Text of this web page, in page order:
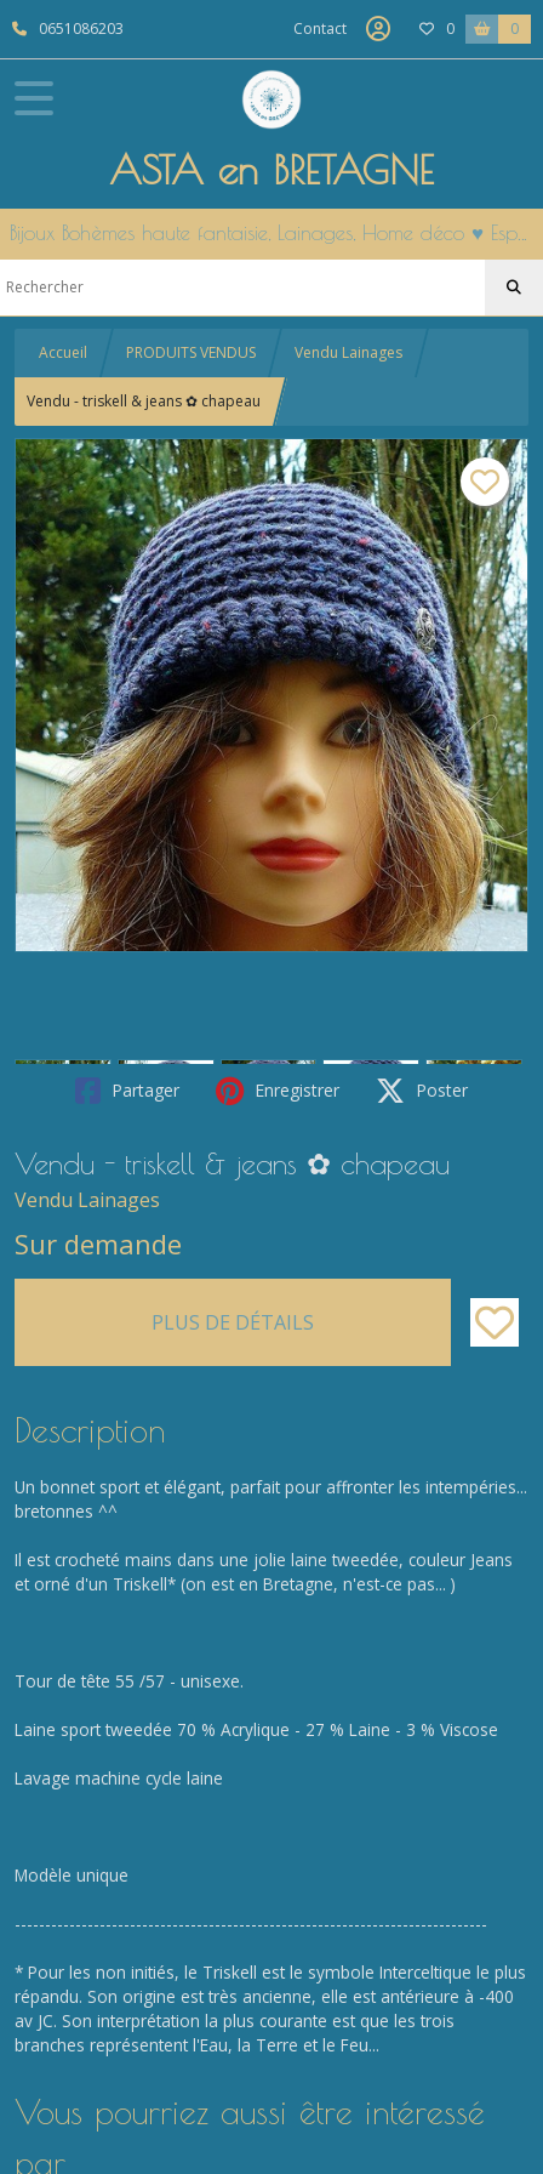
0651086203 Contact 0 0
ASTA en BRETAGNE
Bijoux Bohèmes haute fantaisie, Lainages, Home déco ♥ Esprit Nature & Cocooning Côté Ouest ♥ Modèles uniques fait main en Bretagne
Accueil PRODUITS VENDUS Vendu Lainages
Vendu - triskell & jeans ✿ chapeau
Partager Enregistrer Poster
Vendu - triskell & jeans ✿ chapeau
Vendu Lainages
Sur demande
PLUS DE DÉTAILS
Description
Un bonnet sport et élégant, parfait pour affronter les intempéries...
bretonnes ^^
Il est crocheté mains dans une jolie laine tweedée, couleur Jeans
et orné d'un Triskell* (on est en Bretagne, n'est-ce pas... )
Tour de tête 55 /57 - unisexe.
Laine sport tweedée 70 % Acrylique - 27 % Laine - 3 % Viscose
Lavage machine cycle laine
Modèle unique
------------------------------------------------------------------------------
* Pour les non initiés, le Triskell est le symbole Interceltique le plus
répandu. Son origine est très ancienne, elle est antérieure à -400
av JC. Son interprétation la plus courante est que les trois
branches représentent l'Eau, la Terre et le Feu...
Vous pourriez aussi être intéressé
par